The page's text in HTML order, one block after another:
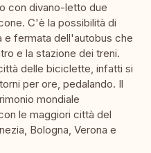
con divano-letto due
C'è la possibilità di
fermata dell'autobus che
e la stazione dei treni.
delle biciclette, infatti si
per ore, pedalando. Il
mondiale
le maggiori città del
Bologna, Verona e